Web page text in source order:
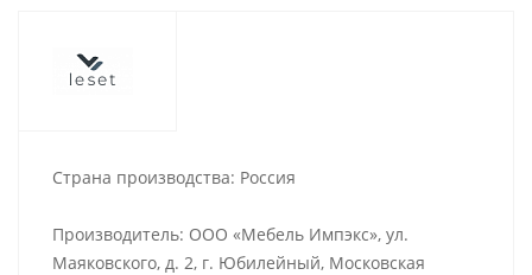
Страна производства: Россия
Производитель: ООО «Мебель Импэкс», ул.
Маяковского, д. 2, г. Юбилейный, Московская